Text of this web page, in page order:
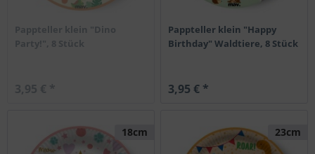
Pappteller klein "Dino
Party!", 8 Stück
3,95 € *
Pappteller klein "Happy
Birthday" Waldtiere, 8 Stück
3,95 € *
18cm 23cm